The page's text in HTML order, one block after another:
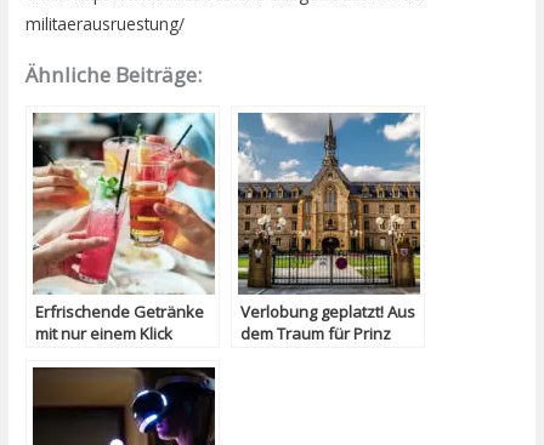
militaerausruestung/
Ähnliche Beiträge:
Erfrischende Getränke
mit nur einem Klick
Verlobung geplatzt! Aus
dem Traum für Prinz